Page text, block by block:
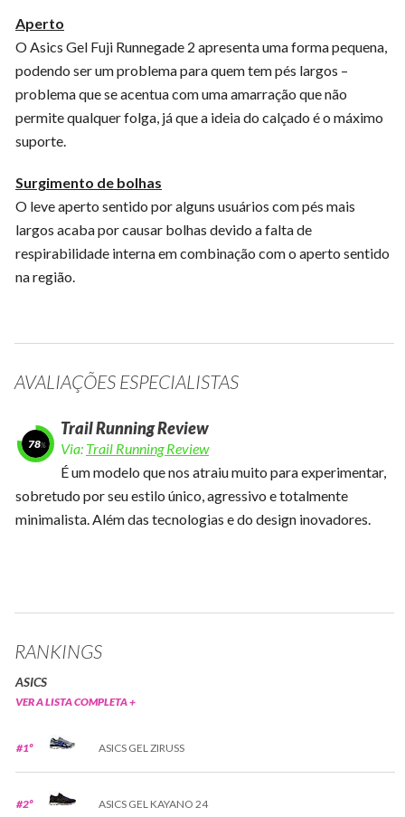
Aperto
O Asics Gel Fuji Runnegade 2 apresenta uma forma pequena,
podendo ser um problema para quem tem pés largos –
problema que se acentua com uma amarração que não
permite qualquer folga, já que a ideia do calçado é o máximo
suporte.
Surgimento de bolhas
O leve aperto sentido por alguns usuários com pés mais
largos acaba por causar bolhas devido a falta de
respirabilidade interna em combinação com o aperto sentido
na região.
AVALIAÇÕES ESPECIALISTAS
78
Trail Running Review
Via: Trail Running Review
É um modelo que nos atraiu muito para experimentar,
sobretudo por seu estilo único, agressivo e totalmente
minimalista. Além das tecnologias e do design inovadores.
RANKINGS
ASICS
VER A LISTA COMPLETA +
#1º ASICS GEL ZIRUSS
#2º ASICS GEL KAYANO 24